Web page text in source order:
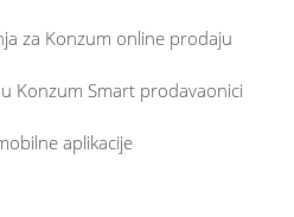
za Konzum online prodaju
Konzum Smart prodavaonici
aplikacije